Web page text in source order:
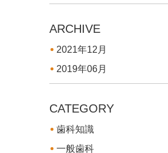
ARCHIVE
2021年12月
2019年06月
CATEGORY
歯科知識
一般歯科